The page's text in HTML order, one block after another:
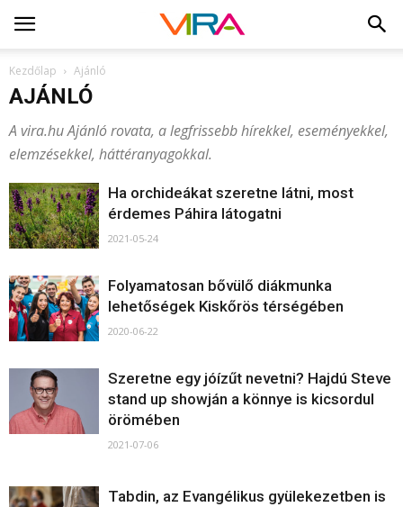
Kezdőlap Ajánló
AJÁNLÓ
A vira.hu Ajánló rovata, a legfrissebb hírekkel, eseményekkel,
elemzésekkel, háttéranyagokkal.
Ha orchideákat szeretne látni, most
érdemes Páhira látogatni
2021-05-24
Folyamatosan bővülő diákmunka
lehetőségek Kiskőrös térségében
2020-06-22
Szeretne egy jóízűt nevetni? Hajdú Steve
stand up showján a könnye is kicsordul
örömében
2021-07-06
Tabdin, az Evangélikus gyülekezetben is